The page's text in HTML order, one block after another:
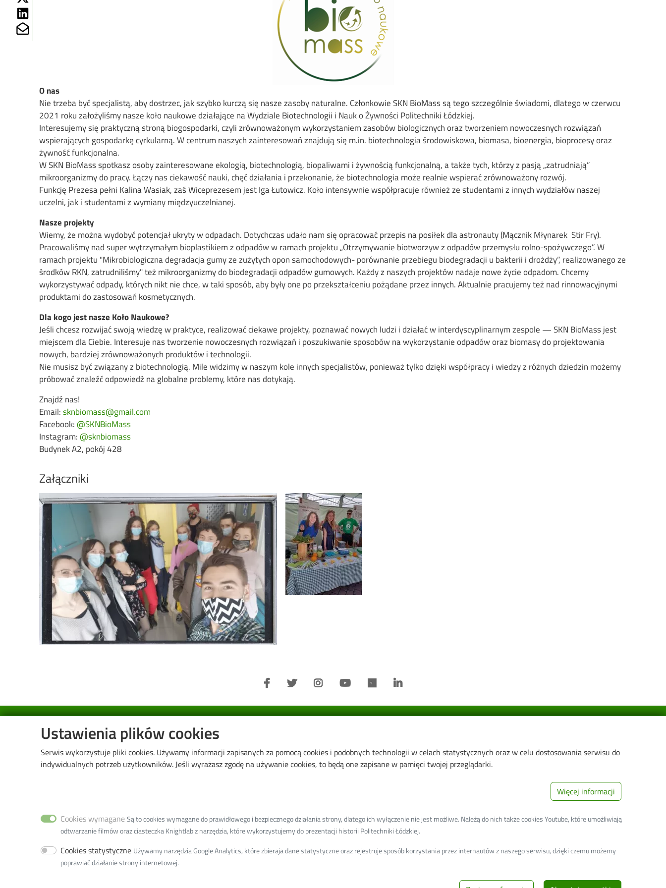
Ustawienia plików cookies
Serwis wykorzystuje pliki cookies. Używamy informacji zapisanych za pomocą cookies i podobnych technologii w celach statystycznych oraz w celu dostosowania serwisu do
indywidualnych potrzeb użytkowników. Jeśli wyrażasz zgodę na używanie cookies, to będą one zapisane w pamięci twojej przeglądarki.
Więcej informacji
Cookies wymagane Są to cookies wymagane do prawidłowego i bezpiecznego działania strony, dlatego ich wyłączenie nie jest możliwe. Należą do nich także cookies Youtube, które umożliwiają
odtwarzanie filmów oraz ciasteczka Knightlab z narzędzia, które wykorzystujemy do prezentacji historii Politechniki Łódzkiej.
Cookies statystyczne Używamy narzędzia Google Analytics, które zbieraja dane statystyczne oraz rejestruje sposób korzystania przez internautów z naszego serwisu, dzięki czemu możemy
poprawiać działanie strony internetowej.
O nas
Nie trzeba być specjalistą, aby dostrzec, jak szybko kurczą się nasze zasoby naturalne. Członkowie SKN BioMass są tego szczególnie świadomi, dlatego w czerwcu
2021 roku założyliśmy nasze koło naukowe działające na Wydziale Biotechnologii i Nauk o Żywności Politechniki Łódzkiej.
Interesujemy się praktyczną stroną biogospodarki, czyli zrównoważonym wykorzystaniem zasobów biologicznych oraz tworzeniem nowoczesnych rozwiązań
wspierających gospodarkę cyrkularną. W centrum naszych zainteresowań znajdują się m.in. biotechnologia środowiskowa, biomasa, bioenergia, bioprocesy oraz
żywność funkcjonalna.
W SKN BioMass spotkasz osoby zainteresowane ekologią, biotechnologią, biopaliwami i żywnością funkcjonalną, a także tych, którzy z pasją „zatrudniają”
mikroorganizmy do pracy. Łączy nas ciekawość nauki, chęć działania i przekonanie, że biotechnologia może realnie wspierać zrównoważony rozwój.
Funkcję Prezesa pełni Kalina Wasiak, zaś Wiceprezesem jest Iga Łutowicz. Koło intensywnie współpracuje również ze studentami z innych wydziałów naszej
uczelni, jak i studentami z wymiany międzyuczelnianej.
Nasze projekty
Wiemy, że można wydobyć potencjał ukryty w odpadach. Dotychczas udało nam się opracować przepis na posiłek dla astronauty (Mącznik Młynarek Stir Fry).
Pracowaliśmy nad super wytrzymałym bioplastikiem z odpadów w ramach projektu „Otrzymywanie biotworzyw z odpadów przemysłu rolno-spożywczego”. W
ramach projektu "Mikrobiologiczna degradacja gumy ze zużytych opon samochodowych- porównanie przebiegu biodegradacji u bakterii i drożdży”, realizowanego ze
środków RKN, zatrudniliśmy" też mikroorganizmy do biodegradacji odpadów gumowych. Każdy z naszych projektów nadaje nowe życie odpadom. Chcemy
wykorzystywać odpady, których nikt nie chce, w taki sposób, aby były one po przekształceniu pożądane przez innych. Aktualnie pracujemy też nad rinnowacyjnymi
produktami do zastosowań kosmetycznych.
Dla kogo jest nasze Koło Naukowe?
Jeśli chcesz rozwijać swoją wiedzę w praktyce, realizować ciekawe projekty, poznawać nowych ludzi i działać w interdyscyplinarnym zespole — SKN BioMass jest
miejscem dla Ciebie. Interesuje nas tworzenie nowoczesnych rozwiązań i poszukiwanie sposobów na wykorzystanie odpadów oraz biomasy do projektowania
nowych, bardziej zrównoważonych produktów i technologii.
Nie musisz być związany z biotechnologią. Mile widzimy w naszym kole innych specjalistów, ponieważ tylko dzięki współpracy i wiedzy z różnych dziedzin możemy
próbować znaleźć odpowiedź na globalne problemy, które nas dotykają.
Znajdź nas!
Email:sknbiomass@gmail.com
Facebook:@SKNBioMass
Instagram:@sknbiomass
Budynek A2, pokój 428
Załączniki
Image Image
Image
90-530 Łódź
tel. (42) 631-34-03 - Sekretariat
email:w5w5d@adm.p.lodz.pl
adres do doręczeń elektronicznych (ADE):
Wydział
Instytut Biotechnologii Molekularnej i
Instytut Technologii Fermentacji i
Instytut Technologii i Analizy Żywności
Katedra Cukrownictwa i Zarządzania
Strona główna PŁ
Rekrutacja PŁ
Deklaracja dostępności cyfrowej